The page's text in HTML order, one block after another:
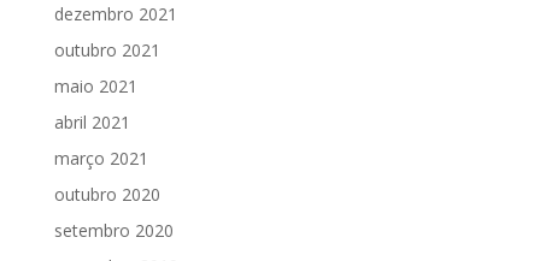
dezembro 2021
outubro 2021
maio 2021
abril 2021
março 2021
outubro 2020
setembro 2020